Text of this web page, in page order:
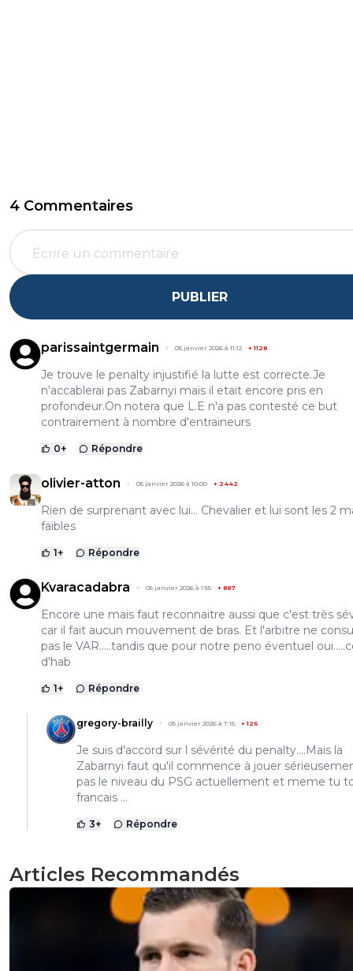
4 Commentaires
PUBLIER
parissaintgermain 05 janvier 2026 à 11:12 +1128
Je trouve le penalty injustifié la lutte est correcte.Je
n'accablerai pas Zabarnyi mais il etait encore pris en
profondeur.On notera que L.E n'a pas contesté ce but
contrairement à nombre d'entraineurs
0+ Répondre
olivier-atton 05 janvier 2026 à 10:00 + 2442
Rien de surprenant avec lui... Chevalier et lui sont les 2
faibles
1+ Répondre
Kvaracadabra 05 janvier 2026 à 1:55 + 887
Encore une mais faut reconnaitre aussi que c'est très
car il fait aucun mouvement de bras. Et l'arbitre ne
pas le VAR.....tandis que pour notre peno éventuel
d'hab
1+ Répondre
gregory-brailly 05 janvier 2026 à 7:15 +126
Je suis d'accord sur l sévérité du penalty....Mais la
Zabarnyi faut qu'il commence à jouer
pas le niveau du PSG actuellement et meme tu
francais ...
3+ Répondre
Articles Recommandés